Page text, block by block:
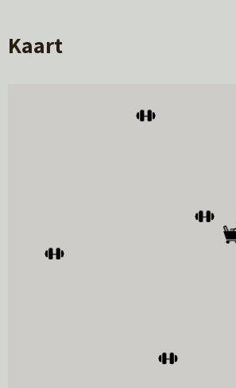
zoals winkels, kantoren,
Per auto is de locatie goed
wegen gaan over in de
Deze aanbieding (inclusief
van de hierin verstrekte
Kaart